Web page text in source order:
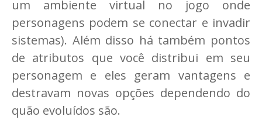
um ambiente virtual no jogo onde
personagens podem se conectar e invadir
sistemas). Além disso há também pontos
de atributos que você distribui em seu
personagem e eles geram vantagens e
destravam novas opções dependendo do
quão evoluídos são.